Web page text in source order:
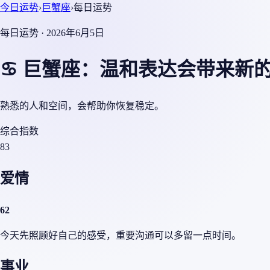
今日运势›巨蟹座›每日运势
每日运势 · 2026年6月5日
♋ 巨蟹座：温和表达会带来新
熟悉的人和空间，会帮助你恢复稳定。
综合指数
83
爱情
62
今天先照顾好自己的感受，重要沟通可以多留一点时间。
事业